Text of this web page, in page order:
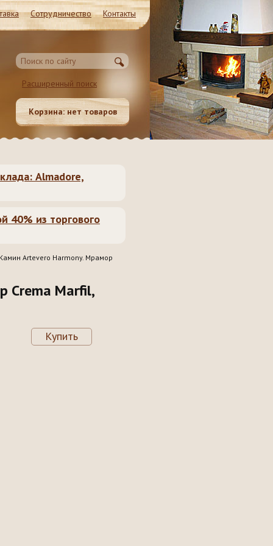
Сотрудничество Контакты
Магазин и Производство
Московская обл. Ленинский район, Молоково ул.
Революционная 41c1
8 (985) 999-98-39, 8 (495) 181-50-
62, 8 (499) 317-74-44 (55)
Расширенный поиск
Корзина:нет товаров
Almadore,
40% из торгового
Artevero Harmony. Мрамор
Crema Marfil,
Купить